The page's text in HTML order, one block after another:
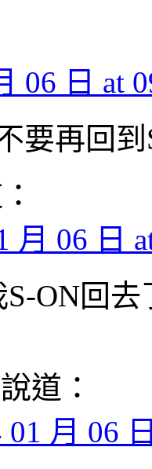
06 日 at
要再回到
月 06 日
S-ON回
說道：
01 月 06